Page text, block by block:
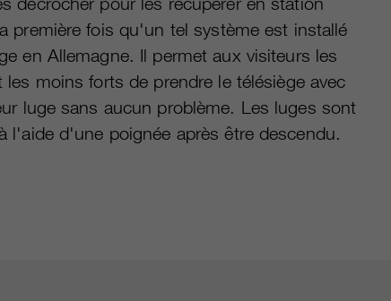
première fois qu'un tel système est installé
en Allemagne. Il permet aux visiteurs les
les moins forts de prendre le télésiège avec
luge sans aucun problème. Les luges sont
l'aide d'une poignée après être descendu.